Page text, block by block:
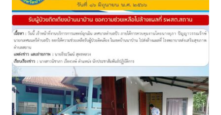
ข้อมูลพื้นฐานของศูนย์บริการนักท่องเที่ยว เทศบาลตำบลปัว
ขั้นตอนการขอรับบริการ
งบแสดงฐานะการคลัง
งบแสดงฐานะการเงิน เทศบาลตำบลปัว ประจำปีงบประมาณ 2561
ติดต่อหน่วยงาน